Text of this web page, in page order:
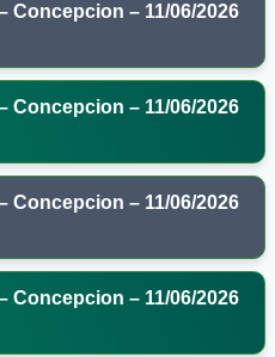
Concepcion – 11/06/2026
Concepcion – 11/06/2026
Concepcion – 11/06/2026
Concepcion – 11/06/2026